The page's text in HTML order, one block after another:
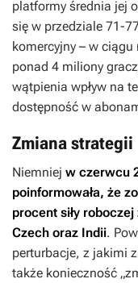
platformy średnia jej
się w przedziale 71-
komercyjny – w ciągu
ponad 4 miliony
wątpienia wpływ na
dostępność w
Zmiana strategii
Niemniej w czerwcu
poinformowała, że
procent siły
Czech oraz Indii.
perturbacje, z jakimi
także konieczność